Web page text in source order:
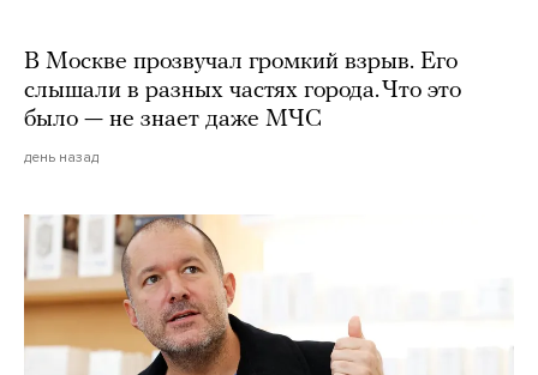
В Москве прозвучал громкий взрыв. Его
слышали в разных частях города. Что это
было — не знает даже МЧС
день назад